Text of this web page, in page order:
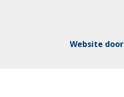
Website door